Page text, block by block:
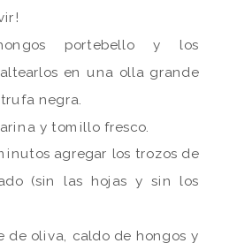
portebello y los
en una olla grande
negra.
y tomillo fresco.
agregar los trozos de
(sin las hojas y sin los
de oliva, caldo de hongos y